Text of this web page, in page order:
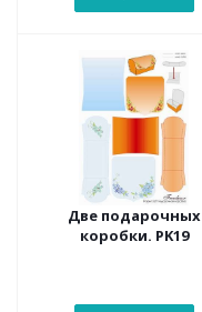
Две подарочных
коробки. PK19